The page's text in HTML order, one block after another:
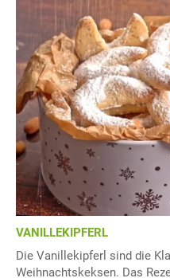
VANILLEKIPFERL
Die Vanillekipferl sind die
Weihnachtskeksen. Das